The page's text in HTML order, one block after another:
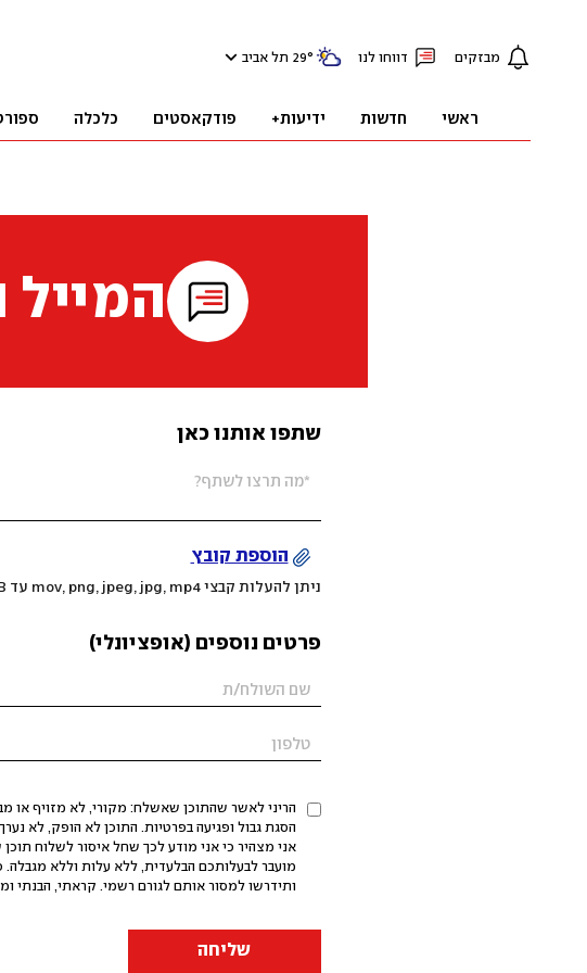
מבזקים דווחו לנו 29° תל אביב
ראשי חדשות ידיעות+ פודקאסטים כלכלה
המייל
שתפו אותנו כאן
הוספת קובץ
ניתן להעלות קבצי mov, png, jpeg, jpg, mp4 עד 200MB
פרטים נוספים (אופציונלי)
הריני לאשר שהתוכן שאשלח: מקורי, לא מזויף או
אני מצהיר כי אני מודע לכך שחל איסור לשלוח
מועבר לבעלותכם הבלעדית, ללא עלות וללא
ותידרשו למסור אותם לגורם רשמי. קראתי, הבנתי
שליחה